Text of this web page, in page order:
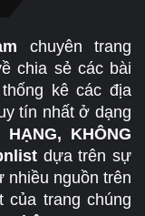
chuyên trang
chia sẻ các bài
kê các địa
tín nhất ở dạng
HẠNG, KHÔNG
dựa trên sự
nhiều nguồn trên
của trang chúng